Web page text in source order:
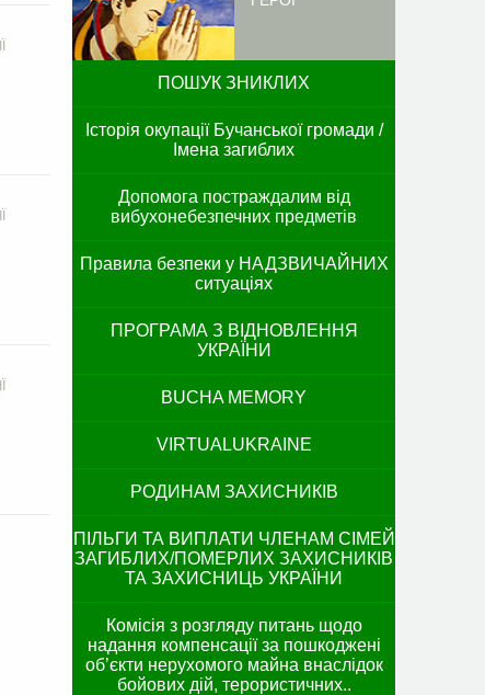
ПОШУК ЗНИКЛИХ
Історія окупації Бучанської громади /
Імена загиблих
Допомога постраждалим від
вибухонебезпечних предметів
Правила безпеки у НАДЗВИЧАЙНИХ
ситуаціях
ПРОГРАМА З ВІДНОВЛЕННЯ
УКРАЇНИ
BUCHA MEMORY
VIRTUALUKRAINE
РОДИНАМ ЗАХИСНИКІВ
ПІЛЬГИ ТА ВИПЛАТИ ЧЛЕНАМ СІМЕЙ
ЗАГИБЛИХ/ПОМЕРЛИХ ЗАХИСНИКІВ
ТА ЗАХИСНИЦЬ УКРАЇНИ
Комісія з розгляду питань щодо
надання компенсації за пошкоджені
об’єкти нерухомого майна внаслідок
бойових дій, терористичних..